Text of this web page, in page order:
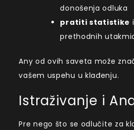
donošenja odluka
pratiti statistike
prethodnih
Any od ovih saveta može
vašem uspehu u klađenju.
Istraživanje i
Pre nego što se odlučite za